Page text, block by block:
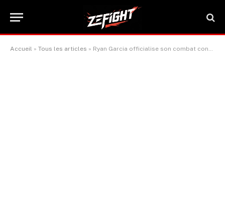
Accueil » Tous les articles » Ryan Garcia officialise son combat contre Mario Barrios prévu le 21 février